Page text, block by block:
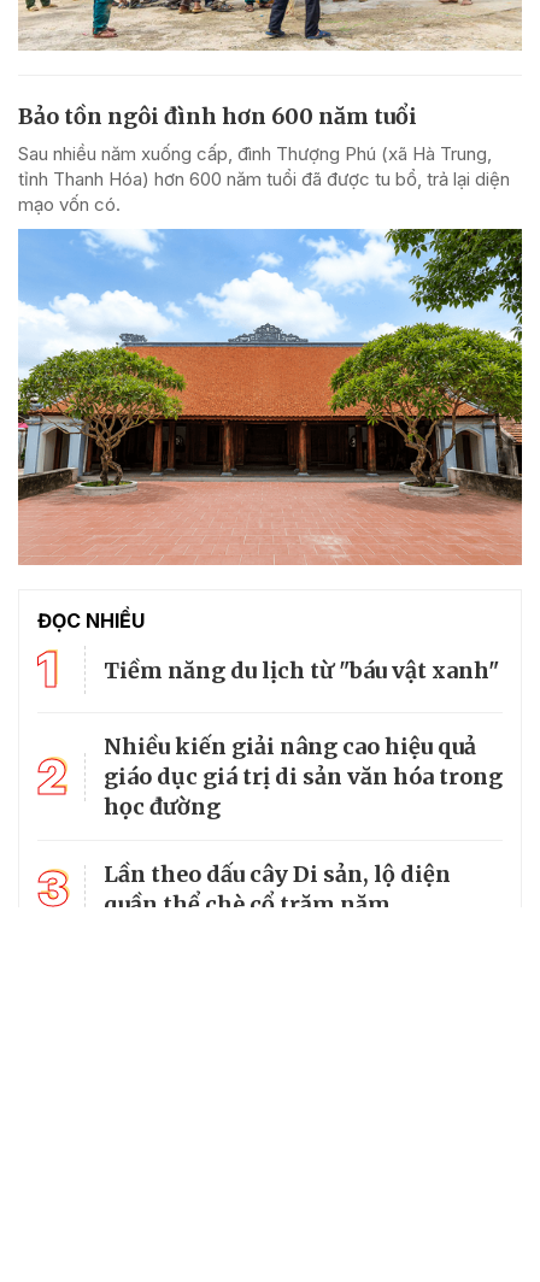
Bảo tồn ngôi đình hơn 600 năm tuổi
Sau nhiều năm xuống cấp, đình Thượng Phú (xã Hà Trung,
tỉnh Thanh Hóa) hơn 600 năm tuổi đã được tu bổ, trả lại diện
mạo vốn có.
ĐỌC NHIỀU
1 Tiềm năng du lịch từ "báu vật xanh"
2
Nhiều kiến giải nâng cao hiệu quả
giáo dục giá trị di sản văn hóa trong
học đường
3
Lần theo dấu cây Di sản, lộ diện
quần thể chè cổ trăm năm